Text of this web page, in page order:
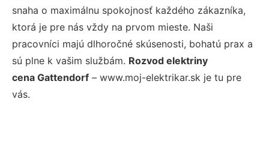
snaha o maximálnu spokojnosť každého zákazníka,
ktorá je pre nás vždy na prvom mieste. Naši
pracovníci majú dlhoročné skúsenosti, bohatú prax a
sú plne k vašim službám. Rozvod elektriny
cena Gattendorf – www.moj-elektrikar.sk je tu pre
vás.